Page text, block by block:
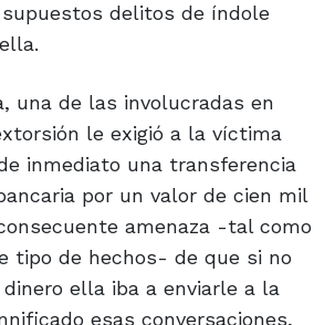
delitos de índole
una de las involucradas en
le exigió a la víctima
inmediato una transferencia
por un valor de cien mil
amenaza -tal como
tipo de hechos- de que si no
ella iba a enviarle a la
esas conversaciones,